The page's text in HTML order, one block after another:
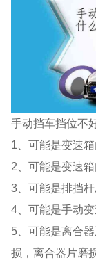
手动挡车挡位不
1、可能是变速
2、可能是变速
3、可能是排挡
4、可能是手动
5、可能是离合
损，离合器片磨